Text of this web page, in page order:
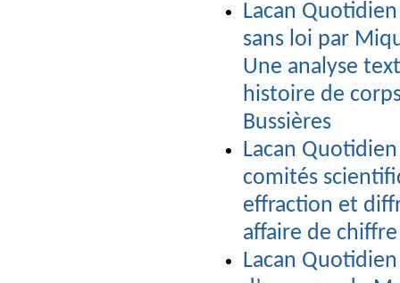
Lacan
sans loi par
Une analyse
histoire de
Bussières
Lacan Quotidien
comités
effraction et
affaire de
Lacan